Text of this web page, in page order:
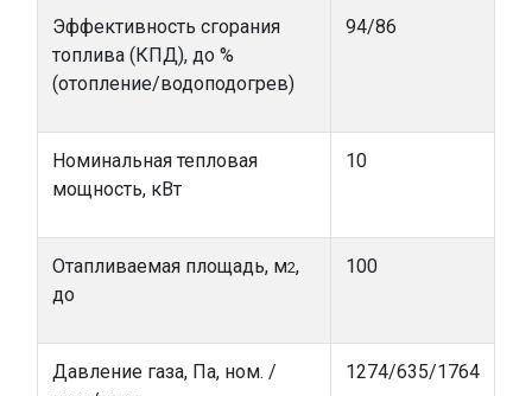
Эффективность сгорания
топлива (КПД), до %
(отопление/водоподогрев)
94/86
Номинальная тепловая
мощность, кВт
10
Отапливаемая площадь, м2,
до
100
Давление газа, Па, ном. /
1274/635/1764